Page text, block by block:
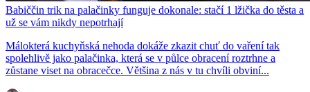
Babiččin trik na palačinky funguje dokonale: stačí 1 lžička do těsta a
už se vám nikdy nepotrhají
Málokterá kuchyňská nehoda dokáže zkazit chuť do vaření tak
spolehlivě jako palačinka, která se v půlce obracení roztrhne a
zůstane viset na obracečce. Většina z nás v tu chvíli obviní...